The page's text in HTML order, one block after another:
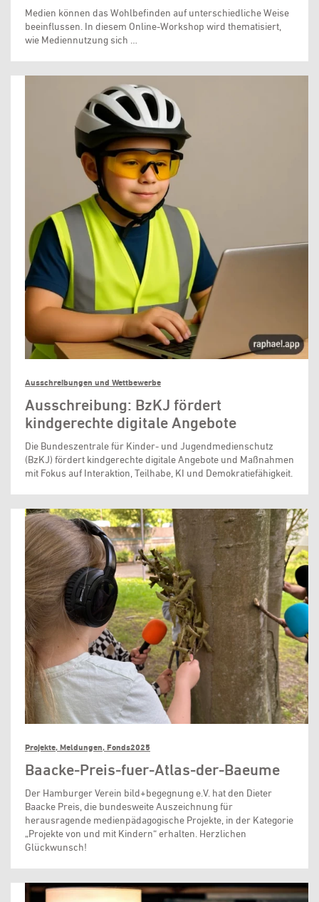
Medien können das Wohlbefinden auf unterschiedliche Weise
beeinflussen. In diesem Online-Workshop wird thematisiert,
wie Mediennutzung sich …
Ausschreibungen und Wettbewerbe
Ausschreibung: BzKJ fördert
kindgerechte digitale Angebote
Die Bundeszentrale für Kinder- und Jugendmedienschutz
(BzKJ) fördert kindgerechte digitale Angebote und Maßnahmen
mit Fokus auf Interaktion, Teilhabe, KI und Demokratiefähigkeit.
Projekte, Meldungen, Fonds2025
Baacke-Preis-fuer-Atlas-der-Baeume
Der Hamburger Verein bild+begegnung e.V. hat den Dieter
Baacke Preis, die bundesweite Auszeichnung für
herausragende medienpädagogische Projekte, in der Kategorie
„Projekte von und mit Kindern“ erhalten. Herzlichen
Glückwunsch!